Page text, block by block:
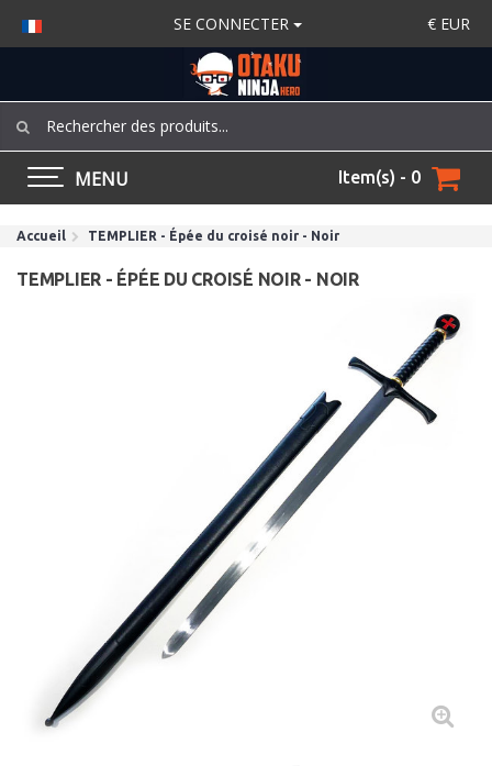
SE CONNECTER € EUR
MENU Item(s) - 0
Accueil TEMPLIER - Épée du croisé noir - Noir
TEMPLIER - ÉPÉE DU CROISÉ NOIR - NOIR